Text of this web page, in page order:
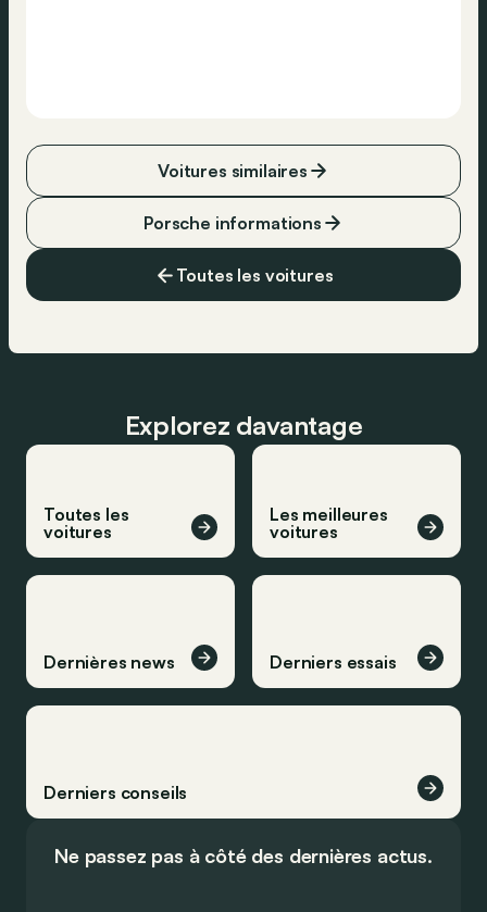
Toutes les voitures
Porsche informations
Voitures similaires
Explorez davantage
Toutes les
voitures
Les meilleures
voitures
Dernières news Derniers essais
Derniers conseils
Ne passez pas à côté des dernières actus.